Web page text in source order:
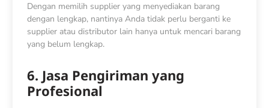
Dengan memilih supplier yang menyediakan barang
dengan lengkap, nantinya Anda tidak perlu berganti ke
supplier atau distributor lain hanya untuk mencari barang
yang belum lengkap.
6. Jasa Pengiriman yang
Profesional